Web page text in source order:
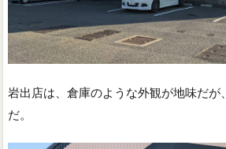
岩出店は、倉庫のような外観が地味だが
だ。